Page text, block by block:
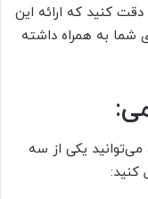
کنید که ارائه این
شما به همراه داشته
می‌توانید یکی از سه
کنید: